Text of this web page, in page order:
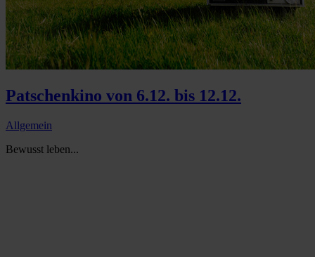
Patschenkino von 6.12. bis 12.12.
Allgemein
Bewusst leben...